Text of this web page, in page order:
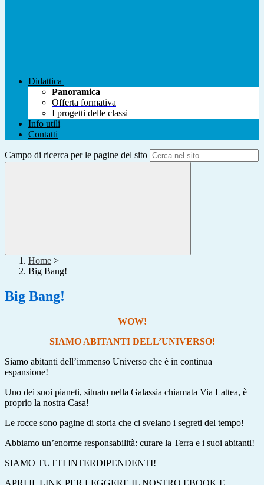
Didattica
Panoramica
Offerta formativa
I progetti delle classi
Info utili
Contatti
Campo di ricerca per le pagine del sito
Home >
Big Bang!
Big Bang!
WOW!
SIAMO ABITANTI DELL’UNIVERSO!
Siamo abitanti dell’immenso Universo che è in continua
espansione!
Uno dei suoi pianeti, situato nella Galassia chiamata Via Lattea, è
proprio la nostra Casa!
Le rocce sono pagine di storia che ci svelano i segreti del tempo!
Abbiamo un’enorme responsabilità: curare la Terra e i suoi abitanti!
SIAMO TUTTI INTERDIPENDENTI!